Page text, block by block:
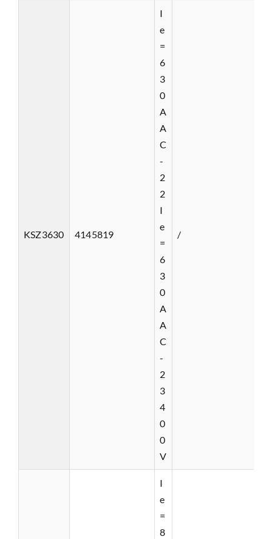
KSZ3630 4145819
I
e
=
6
3
0
A
A
C
-
2
2
I
e
=
6
3
0
A
A
C
-
2
3
4
0
0
V
/
I
e
=
8